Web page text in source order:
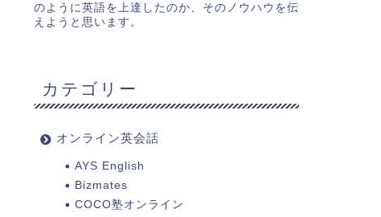
のように英語を上達したのか、そのノウハウを伝
えようと思います。
カテゴリー
オンライン英会話
AYS English
Bizmates
COCO塾オンライン